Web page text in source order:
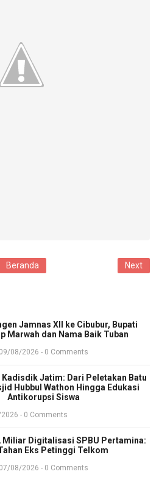
Next
Beranda
Jamnas XII ke Cibubur, Bupati
Marwah dan Nama Baik Tuban
09/08/2026 - 0 Comments
Jatim: Dari Peletakan Batu
Hubbul Wathon Hingga Edukasi
Antikorupsi Siswa
- 0 Comments
Miliar Digitalisasi SPBU Pertamina:
Eks Petinggi Telkom
07/08/2026 - 0 Comments